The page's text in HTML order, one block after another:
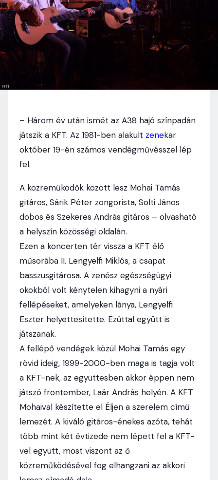
– Három év után ismét az A38 hajó színpadán
játszik a KFT. Az 1981-ben alakult zenekar
október 19-én számos vendégművésszel lép
fel.
A közreműködők között lesz Mohai Tamás
gitáros, Sárik Péter zongorista, Solti János
dobos és Szekeres András gitáros – olvasható
a helyszín közösségi oldalán.
Ezen a koncerten tér vissza a KFT élő
műsorába II. Lengyelfi Miklós, a csapat
basszusgitárosa. A zenész egészségügyi
okokból volt kénytelen kihagyni a nyári
fellépéseket, amelyeken lánya, Lengyelfi
Eszter helyettesítette. Ezúttal együtt is
játszanak.
A fellépő vendégek közül Mohai Tamás egy
rövid ideig, 1999-2000-ben maga is tagja volt
a KFT-nek, az együttesben akkor éppen nem
játszó frontember, Laár András helyén. A KFT
Mohaival készítette el Éljen a szerelem című
lemezét. A kiváló gitáros-énekes azóta, tehát
több mint két évtizede nem lépett fel a KFT-
vel együtt, most viszont az ő
közreműködésével fog elhangzani az akkori